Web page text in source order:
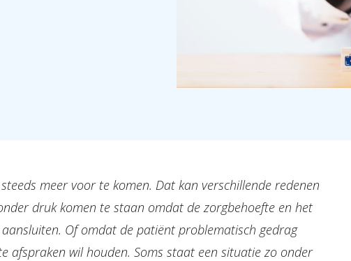
meer voor te komen. Dat kan verschillende redenen
druk komen te staan omdat de zorgbehoefte en het
Of omdat de patiënt problematisch gedrag
afspraken wil houden. Soms staat een situatie zo onder